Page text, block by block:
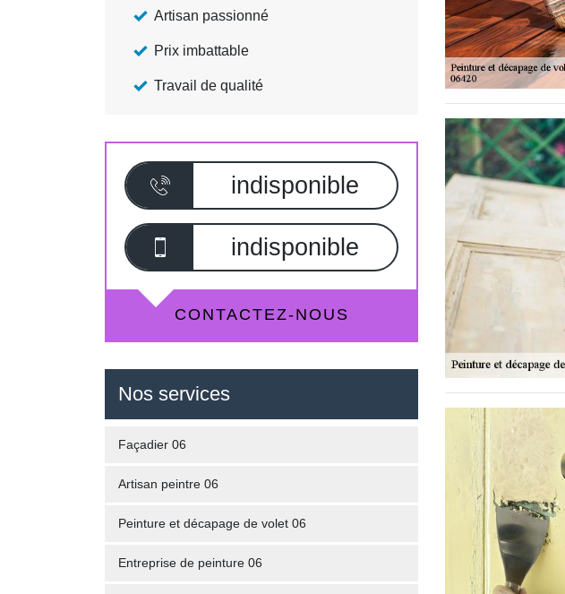
Artisan passionné
Prix imbattable
Travail de qualité
indisponible
indisponible
CONTACTEZ-NOUS
Nos services
Façadier 06
Artisan peintre 06
Peinture et décapage de volet 06
Entreprise de peinture 06